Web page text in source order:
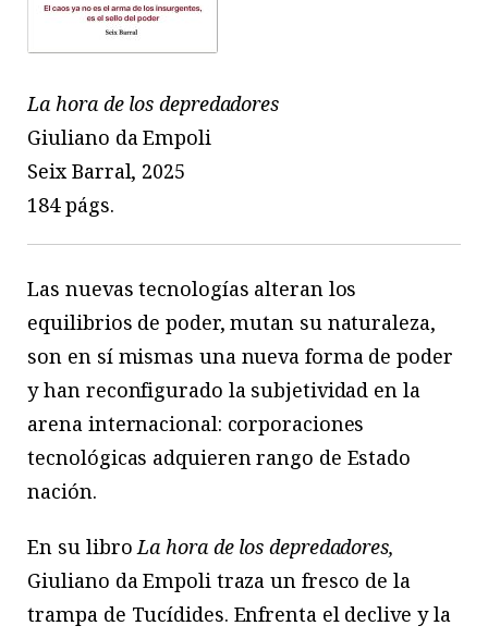
La hora de los depredadores
Giuliano da Empoli
Seix Barral, 2025
184 págs.
Las nuevas tecnologías alteran los
equilibrios de poder, mutan su naturaleza,
son en sí mismas una nueva forma de poder
y han reconfigurado la subjetividad en la
arena internacional: corporaciones
tecnológicas adquieren rango de Estado
nación.
En su libroLa hora de los depredadores,
Giuliano da Empoli traza un fresco de la
trampa de Tucídides. Enfrenta el declive y la